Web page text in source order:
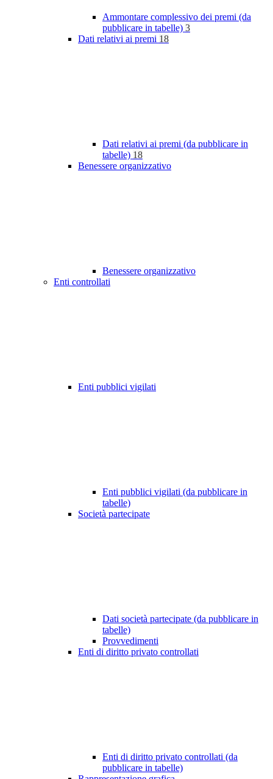
Ammontare complessivo dei premi (da
pubblicare in tabelle) 3
Dati relativi ai premi 18
Dati relativi ai premi (da pubblicare in
tabelle) 18
Benessere organizzativo
Benessere organizzativo
Enti controllati
Enti pubblici vigilati
Enti pubblici vigilati (da pubblicare in
tabelle)
Società partecipate
Dati società partecipate (da pubblicare in
tabelle)
Provvedimenti
Enti di diritto privato controllati
Enti di diritto privato controllati (da
pubblicare in tabelle)